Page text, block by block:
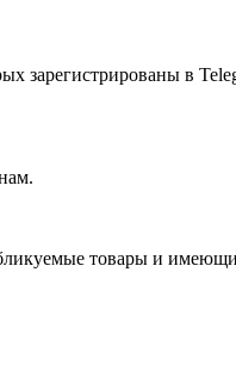
зарегистрированы в
товары и